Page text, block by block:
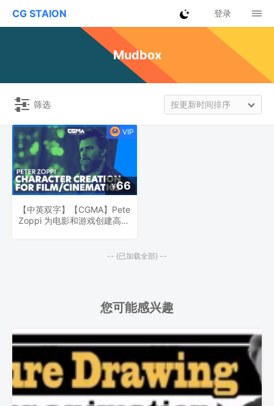
CG STAION 登录
Mudbox
筛选 按更新时间排序
¥66
【中英双字】【CGMA】Pete
Zoppi 为电影和游戏创建高质
-- {已加载全部} --
您可能感兴趣